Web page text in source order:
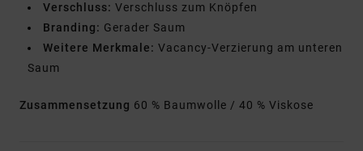
Verschluss: Verschluss zum Knöpfen
Branding: Gerader Saum
Weitere Merkmale: Vacancy-Verzierung am unteren
Saum
Zusammensetzung 60 % Baumwolle / 40 % Viskose